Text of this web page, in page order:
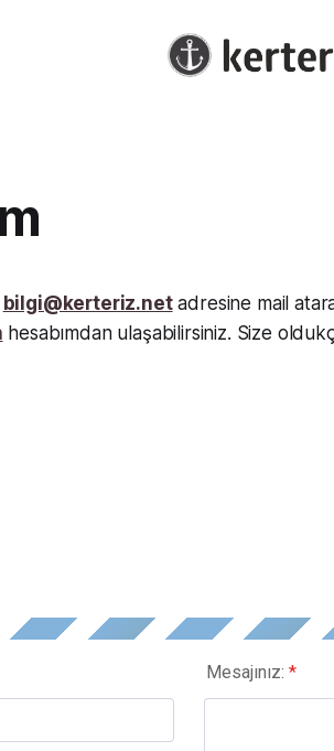
bilgi@kerteriz.netadresine mail
hesabımdan ulaşabilirsiniz. Size